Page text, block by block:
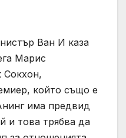
Ван И каза
Марис
Сокхон,
който също е
има предвид
и това трябва да